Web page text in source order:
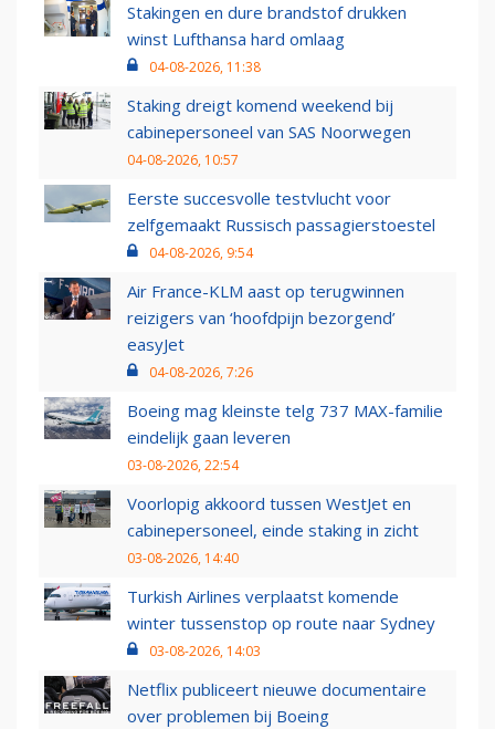
Stakingen en dure brandstof drukken
winst Lufthansa hard omlaag
04-08-2026, 11:38
Staking dreigt komend weekend bij
cabinepersoneel van SAS Noorwegen
04-08-2026, 10:57
Eerste succesvolle testvlucht voor
zelfgemaakt Russisch passagierstoestel
04-08-2026, 9:54
Air France-KLM aast op terugwinnen
reizigers van ‘hoofdpijn bezorgend’
easyJet
04-08-2026, 7:26
Boeing mag kleinste telg 737 MAX-familie
eindelijk gaan leveren
03-08-2026, 22:54
Voorlopig akkoord tussen WestJet en
cabinepersoneel, einde staking in zicht
03-08-2026, 14:40
Turkish Airlines verplaatst komende
winter tussenstop op route naar Sydney
03-08-2026, 14:03
Netflix publiceert nieuwe documentaire
over problemen bij Boeing